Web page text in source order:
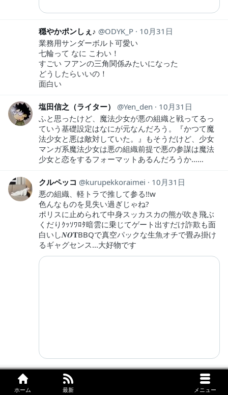
ホーム 最新 メニュー
穏やかポンしぇ♪ ODYK_P
10月31日
業務用サンダーボルト可愛い
七輪って なに こわい！
すごい フアンの三角関係みたいになった
どうしたらいいの！
面白い
塩田信之（ライター） Yen_den
10月31日
ふと思ったけど、魔法少女が悪の組織と戦ってるっ
ていう基礎設定はなにが元なんだろう。『かつて魔
法少女と悪は敵対していた。』もそうだけど、少女
マンガ系魔法少女は悪の組織前提で悪の参謀は魔法
少女と恋をするフォーマットあるんだろうか……
クルペッコ kurupekkoraimei
10月31日
悪の組織、軽トラで推して参る!!w
色んなものを見失い過ぎじゃね?
ポリスに止められて中身スッカスカの熊が吹き飛ぶ
くだりｸｯｿﾜﾛﾀ暗雲に乗じてゲート出すだけ詐欺も面
白いし𝑵𝑶𝐓BBQで真空パックな生魚オチで畳み掛け
るギャグセンス...大好物です
hiidejp
ベリーとましろうの出逢いはあんなだったんだ。ま